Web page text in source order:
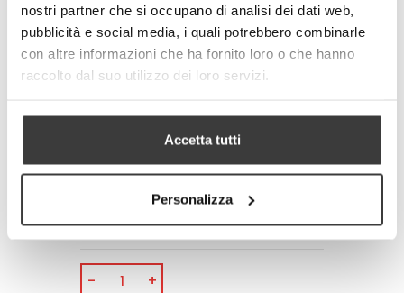
nostri partner che si occupano di analisi dei dati web,
pubblicità e social media, i quali potrebbero combinarle
con altre informazioni che ha fornito loro o che hanno
raccolto dal suo utilizzo dei loro servizi.
Accetta tutti
Personalizza
Dimensioni bambino: 14x14x6 cm
CURA/MANUTENZIONE
prima gli anelli in silicone di regolazione dei
- Lavare e disinfettare quotidianamente la
con acqua calda fino a 60°C.
E’ consigliabile stirare sempre la mascherina
dopo il suo lavaggio poiché
la stiratura consente allo strato in
TNT filtrante di essere sempre compatto
aumentando le performance di filtrazione.
- +